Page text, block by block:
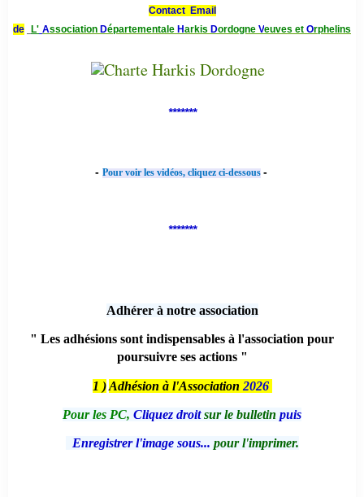
Contact Email
de
L' Association Départementale Harkis Dordogne Veuves et Orphelins
*******
- Pour voir les vidéos, cliquez ci-dessous -
*******
Adhérer à notre association
" Les adhésions sont indispensables à l'association pour
poursuivre ses actions "
1 ) Adhésion à l'Association 2026
Pour les PC, Cliquez droitsur le bulletin puis
Enregistrer l'image sous... pour l'imprimer.